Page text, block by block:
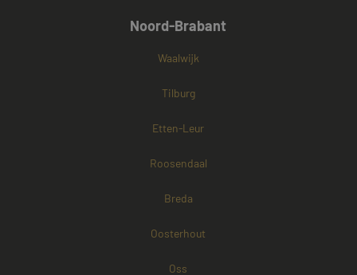
Noord-Brabant
Waalwijk
Tilburg
Etten-Leur
Roosendaal
Breda
Oosterhout
Oss